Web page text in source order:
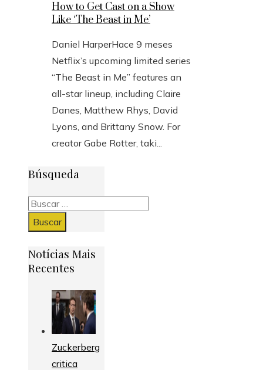
How to Get Cast on a Show
Like ‘The Beast in Me’
Daniel HarperHace 9 meses
Netflix’s upcoming limited series
“The Beast in Me” features an
all-star lineup, including Claire
Danes, Matthew Rhys, David
Lyons, and Brittany Snow. For
creator Gabe Rotter, taki...
Búsqueda
Buscar:
Notícias Mais
Recentes
Zuckerberg
critica